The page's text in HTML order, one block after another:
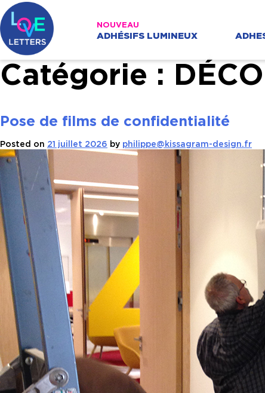
Skip
to
content
loveletters
ADHÉSIFS LUMINEUX
Catégorie :
Pose de films de confidentialité
Posted on 21 juillet 2026 by philippe@kissagram-design.fr